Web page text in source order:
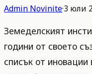
Admin Novinite·3 юли
Земеделският
години от своето
списък от иновации